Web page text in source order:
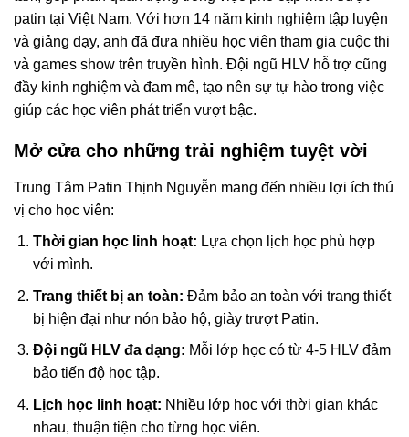
patin tại Việt Nam. Với hơn 14 năm kinh nghiệm tập luyện
và giảng dạy, anh đã đưa nhiều học viên tham gia cuộc thi
và games show trên truyền hình. Đội ngũ HLV hỗ trợ cũng
đầy kinh nghiệm và đam mê, tạo nên sự tự hào trong việc
giúp các học viên phát triển vượt bậc.
Mở cửa cho những trải nghiệm tuyệt vời
Trung Tâm Patin Thịnh Nguyễn mang đến nhiều lợi ích thú
vị cho học viên:
Thời gian học linh hoạt: Lựa chọn lịch học phù hợp
với mình.
Trang thiết bị an toàn: Đảm bảo an toàn với trang thiết
bị hiện đại như nón bảo hộ, giày trượt Patin.
Đội ngũ HLV đa dạng: Mỗi lớp học có từ 4-5 HLV đảm
bảo tiến độ học tập.
Lịch học linh hoạt: Nhiều lớp học với thời gian khác
nhau, thuận tiện cho từng học viên.